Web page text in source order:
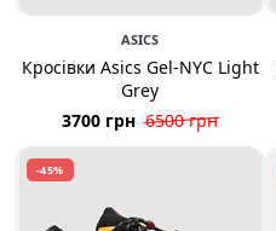
ASICS
Кросівки Asics Gel-NYC Light
Grey
3700 грн 6500 грн
-45%